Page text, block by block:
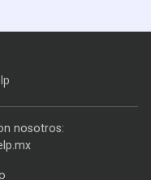
nosotros: